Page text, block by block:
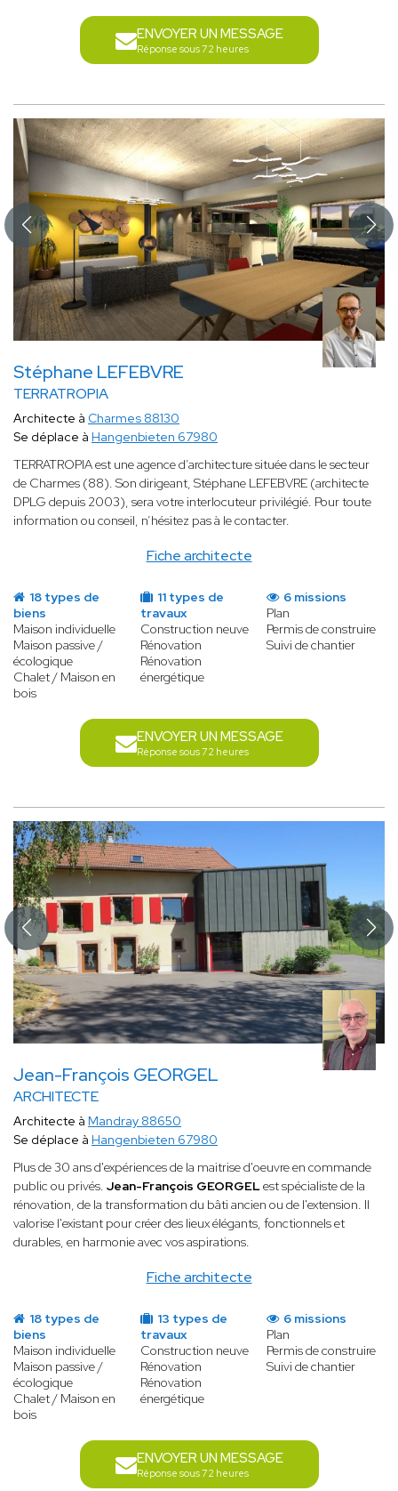
ENVOYER UN MESSAGE
Réponse sous 72 heures
Stéphane LEFEBVRE
TERRATROPIA
Fiche architecte
Architecte à Charmes 88130
Se déplace à Hangenbieten 67980
TERRATROPIA est une agence d’architecture située dans le secteur
de Charmes (88). Son dirigeant, Stéphane LEFEBVRE (architecte
DPLG depuis 2003), sera votre interlocuteur privilégié. Pour toute
information ou conseil, n’hésitez pas à le contacter.
18 types de
biens
Maison individuelle
Maison passive /
écologique
Chalet / Maison en
bois
11 types de
travaux
Construction neuve
Rénovation
Rénovation
énergétique
6 missions
Plan
Permis de construire
Suivi de chantier
ENVOYER UN MESSAGE
Réponse sous 72 heures
Jean-François GEORGEL
ARCHITECTE
Fiche architecte
Architecte à Mandray 88650
Se déplace à Hangenbieten 67980
Plus de 30 ans d'expériences de la maitrise d'oeuvre en commande
public ou privés. Jean-François GEORGELest spécialiste de la
rénovation, de la transformation du bâti ancien ou de l'extension. Il
valorise l'existant pour créer des lieux élégants, fonctionnels et
durables, en harmonie avec vos aspirations.
18 types de
biens
Maison individuelle
Maison passive /
écologique
Chalet / Maison en
bois
13 types de
travaux
Construction neuve
Rénovation
Rénovation
énergétique
6 missions
Plan
Permis de construire
Suivi de chantier
ENVOYER UN MESSAGE
Réponse sous 72 heures